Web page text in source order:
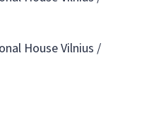
House Vilnius /